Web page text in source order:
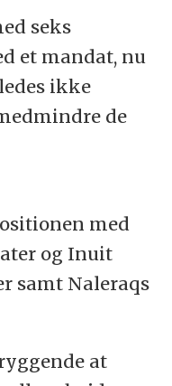
seks
et mandat, nu
ikke
de
med
og Inuit
samt Naleraqs
at